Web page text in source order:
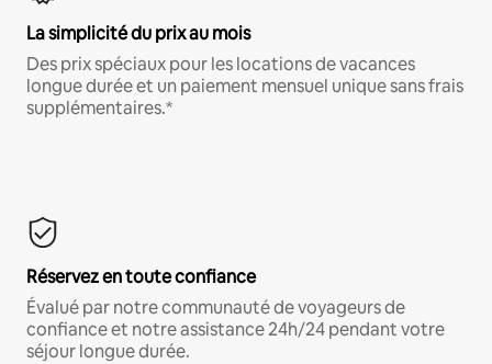
La simplicité du prix au mois
Des prix spéciaux pour les locations de vacances
longue durée et un paiement mensuel unique sans frais
supplémentaires.*
Réservez en toute confiance
Évalué par notre communauté de voyageurs de
confiance et notre assistance 24h/24 pendant votre
séjour longue durée.